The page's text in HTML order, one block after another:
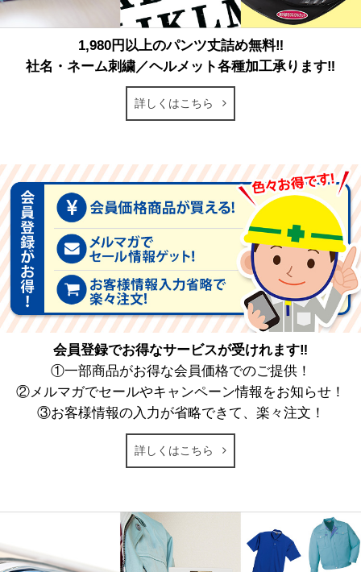
1,980円以上のパンツ丈詰め無料‼
社名・ネーム刺繍／ヘルメット各種加工承ります‼
詳しくはこちら
会員登録でお得なサービスが受けれます‼
①一部商品がお得な会員価格でのご提供！
②メルマガでセールやキャンペーン情報をお知らせ！
③お客様情報の入力が省略できて、楽々注文！
詳しくはこちら